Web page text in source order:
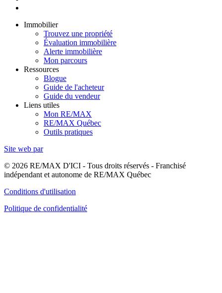
Immobilier
Trouvez une propriété
Évaluation immobilière
Alerte immobilière
Mon parcours
Ressources
Blogue
Guide de l'acheteur
Guide du vendeur
Liens utiles
Mon RE/MAX
RE/MAX Québec
Outils pratiques
Site web par
© 2026 RE/MAX D'ICI - Tous droits réservés - Franchisé
indépendant et autonome de RE/MAX Québec
Conditions d'utilisation
Politique de confidentialité